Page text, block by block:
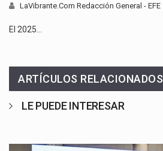
LaVibrante.Com Redacción General - EFE
El 2025…
ARTÍCULOS RELACIONADOS
LE PUEDE INTERESAR